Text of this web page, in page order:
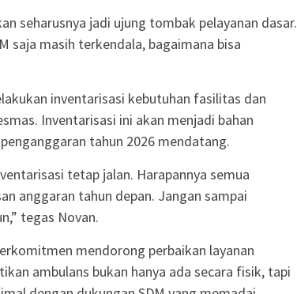
seharusnya jadi ujung tombak pelayanan dasar.
saja masih terkendala, bagaimana bisa
inventarisasi kebutuhan fasilitas dan
Inventarisasi ini akan menjadi bahan
tahun 2026 mendatang.
tetap jalan. Harapannya semua
anggaran tahun depan. Jangan sampai
tegas Novan.
mendorong perbaikan layanan
ambulans bukan hanya ada secara fisik, tapi